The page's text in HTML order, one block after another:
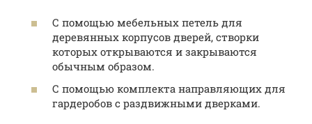
С помощью мебельных петель для
деревянных корпусов дверей, створки
которых открываются и закрываются
обычным образом.
С помощью комплекта направляющих для
гардеробов с раздвижными дверками.